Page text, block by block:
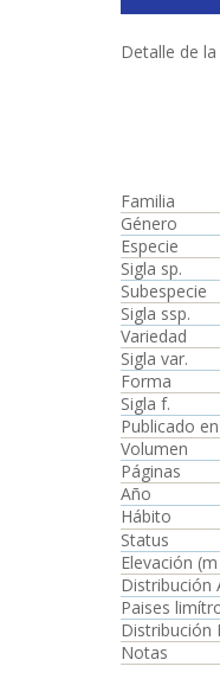
Detalle de la
Familia
Género
Especie
Sigla sp.
Subespecie
Sigla ssp.
Variedad
Sigla var.
Forma
Sigla f.
Publicado en
Volumen
Páginas
Año
Hábito
Status
Elevación
Distribución
Paises
Distribución
Notas